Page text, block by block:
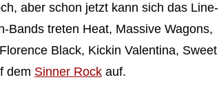
aber schon jetzt kann sich das Line-
Bands treten Heat, Massive Wagons,
Black, Kickin Valentina, Sweet
dem Sinner Rock auf.